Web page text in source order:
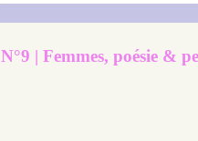
N°9 | Femmes, poésie &